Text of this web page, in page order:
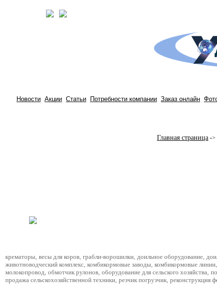
Новости Акции Статьи Потребности компании Заказ онлайн
Главная страница ->
крематоры, весы для коров, грабли-ворошилки, доильное оборудование,
животноводческий комплекс, комбикормовые заводы, комбикормовые линии,
молокопровод, обмотчик рулонов, оборудование для сельского хозяйства,
продажа сельскохозяйственной техники, резчик погрузчик, реконструкция